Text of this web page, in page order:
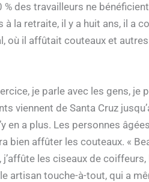
des travailleurs ne
la retraite, il y a huit ans, il a
où il affûtait couteaux et
je parle avec les gens,
viennent de Santa Cruz
en a plus. Les personnes
affûter les couteaux. «
les ciseaux de
artisan touche-à-tout, qui a